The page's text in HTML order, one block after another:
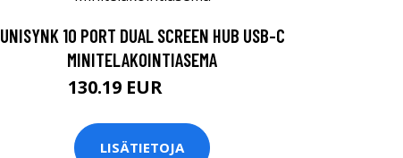
UNISYNK 10 PORT DUAL SCREEN HUB USB-C
MINITELAKOINTIASEMA
130.19 EUR
LISÄTIETOJA